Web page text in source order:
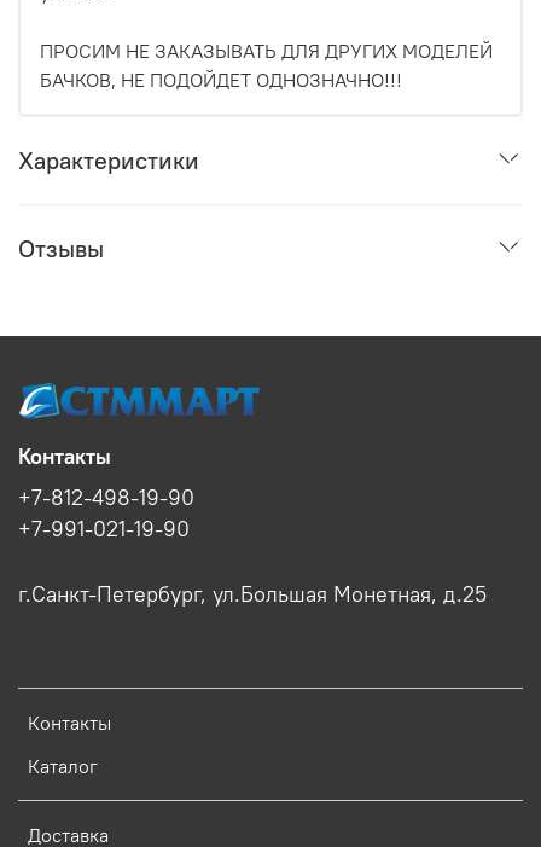
ПРОСИМ НЕ ЗАКАЗЫВАТЬ ДЛЯ ДРУГИХ МОДЕЛЕЙ
БАЧКОВ, НЕ ПОДОЙДЕТ ОДНОЗНАЧНО!!!
Характеристики
Отзывы
Контакты
Каталог
Доставка
Контакты
+7-812-498-19-90
+7-991-021-19-90
г.Санкт-Петербург, ул.Большая Монетная, д.25